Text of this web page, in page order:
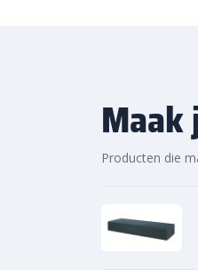
Producten die